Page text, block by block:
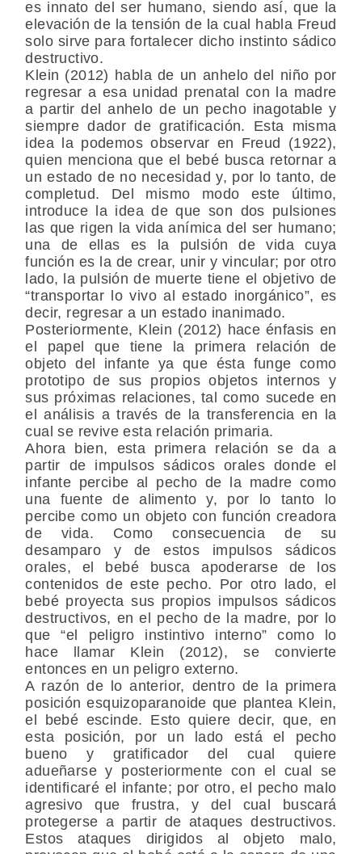
es innato del ser humano, siendo así, que la
elevación de la tensión de la cual habla Freud
solo sirve para fortalecer dicho instinto sádico
destructivo.
Klein (2012) habla de un anhelo del niño por
regresar a esa unidad prenatal con la madre
a partir del anhelo de un pecho inagotable y
siempre dador de gratificación. Esta misma
idea la podemos observar en Freud (1922),
quien menciona que el bebé busca retornar a
un estado de no necesidad y, por lo tanto, de
completud. Del mismo modo este último,
introduce la idea de que son dos pulsiones
las que rigen la vida anímica del ser humano;
una de ellas es la pulsión de vida cuya
función es la de crear, unir y vincular; por otro
lado, la pulsión de muerte tiene el objetivo de
“transportar lo vivo al estado inorgánico”, es
decir, regresar a un estado inanimado.
Posteriormente, Klein (2012) hace énfasis en
el papel que tiene la primera relación de
objeto del infante ya que ésta funge como
prototipo de sus propios objetos internos y
sus próximas relaciones, tal como sucede en
el análisis a través de la transferencia en la
cual se revive esta relación primaria.
Ahora bien, esta primera relación se da a
partir de impulsos sádicos orales donde el
infante percibe al pecho de la madre como
una fuente de alimento y, por lo tanto lo
percibe como un objeto con función creadora
de vida. Como consecuencia de su
desamparo y de estos impulsos sádicos
orales, el bebé busca apoderarse de los
contenidos de este pecho. Por otro lado, el
bebé proyecta sus propios impulsos sádicos
destructivos, en el pecho de la madre, por lo
que “el peligro instintivo interno” como lo
hace llamar Klein (2012), se convierte
entonces en un peligro externo.
A razón de lo anterior, dentro de la primera
posición esquizoparanoide que plantea Klein,
el bebé escinde. Esto quiere decir, que, en
esta posición, por un lado está el pecho
bueno y gratificador del cual quiere
adueñarse y posteriormente con el cual se
identificaré el infante; por otro, el pecho malo
agresivo que frustra, y del cual buscará
protegerse a partir de ataques destructivos.
Estos ataques dirigidos al objeto malo,